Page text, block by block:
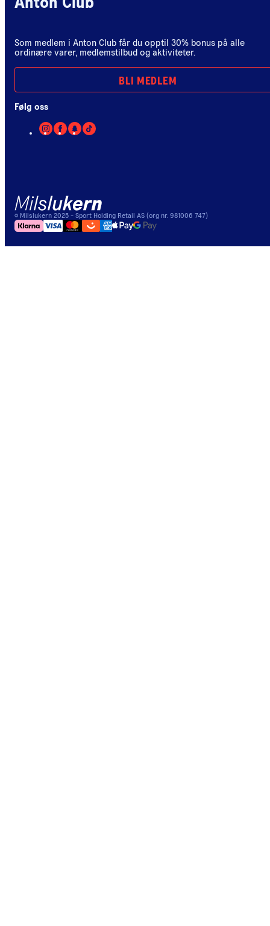
Som medlem i Anton Club får du opptil 30% bonus på alle
ordinære varer, medlemstilbud og aktiviteter.
BLI MEDLEM
Følg oss
© Milslukern 2025 - Sport Holding Retail AS (org nr. 981006 747)